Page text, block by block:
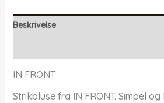
Beskrivelse
IN FRONT
Strikbluse fra IN FRONT. Simpel